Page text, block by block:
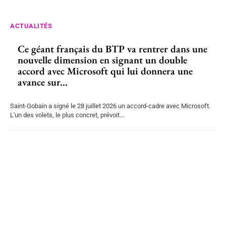
ACTUALITÉS
Ce géant français du BTP va rentrer dans une
nouvelle dimension en signant un double
accord avec Microsoft qui lui donnera une
avance sur...
Saint-Gobain a signé le 28 juillet 2026 un accord-cadre avec Microsoft.
L'un des volets, le plus concret, prévoit...